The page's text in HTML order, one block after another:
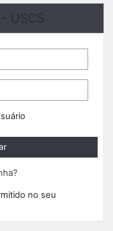
USCS
no seu